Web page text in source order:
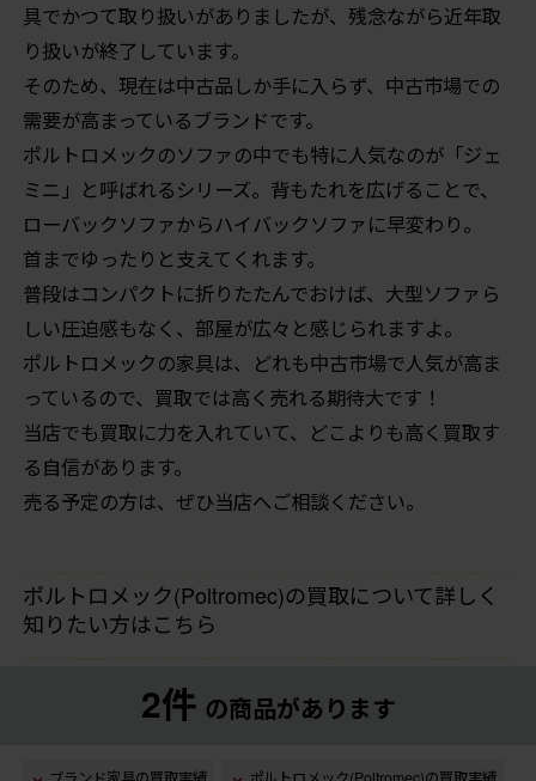
具でかつて取り扱いがありましたが、残念ながら近年取
り扱いが終了しています。
そのため、現在は中古品しか手に入らず、中古市場での
需要が高まっているブランドです。
ポルトロメックのソファの中でも特に人気なのが「ジェ
ミニ」と呼ばれるシリーズ。背もたれを広げることで、
ローバックソファからハイバックソファに早変わり。
首までゆったりと支えてくれます。
普段はコンパクトに折りたたんでおけば、大型ソファら
しい圧迫感もなく、部屋が広々と感じられますよ。
ポルトロメックの家具は、どれも中古市場で人気が高ま
っているので、買取では高く売れる期待大です！
当店でも買取に力を入れていて、どこよりも高く買取す
る自信があります。
売る予定の方は、ぜひ当店へご相談ください。
ポルトロメック(Poltromec)の買取について詳しく
知りたい方はこちら
2件 の商品があります